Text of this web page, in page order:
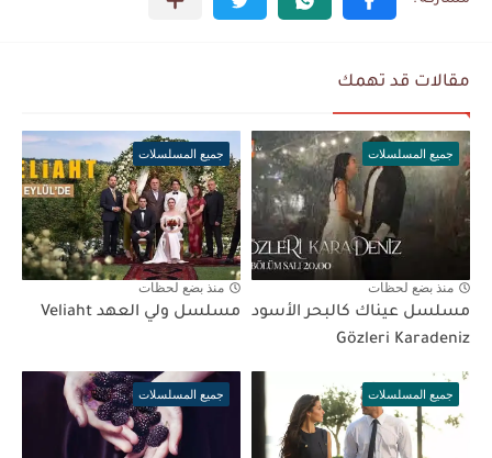
مقالات قد تهمك
جميع المسلسلات
منذ بضع لحظات
مسلسل عيناك كالبحر الأسود
Gözleri Karadeniz
جميع المسلسلات
منذ بضع لحظات
مسلسل ولي العهد Veliaht
جميع المسلسلات جميع المسلسلات